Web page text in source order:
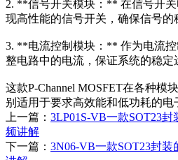
2. **信号开关模块：** 在信号开
现高性能的信号开关，确保信号的
3. **电流控制模块：** 作为电流
整电路中的电流，保证系统的稳定
这款P-Channel MOSFET在各种模
别适用于要求高效能和低功耗的电
上一篇： 3LP01S-VB一款SOT23封
频讲解
下一篇： 3N06-VB一款SOT23封装